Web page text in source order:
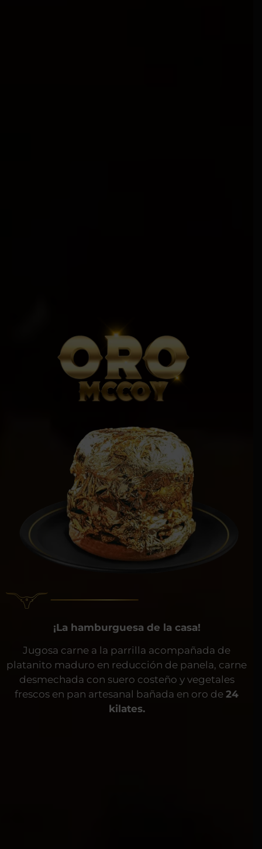
¡La hamburguesa de la casa!
Jugosa carne a la parrilla acompañada de
platanito maduro en reducción de panela, carne
desmechada con suero costeño y vegetales
frescos en pan artesanal bañada en oro de 24
kilates.